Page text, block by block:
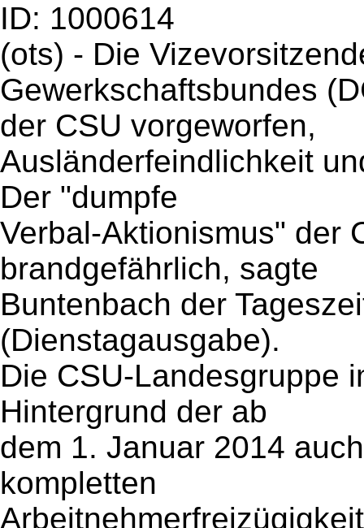
ID: 1000614
(ots) - Die
Gewerkschaftsbundes
der CSU vorgeworfen,
Ausländerfeindlichkeit
Der "dumpfe
Verbal-Aktionismus" der
brandgefährlich, sagte
Buntenbach der
(Dienstagausgabe).
Die CSU-Landesgruppe
Hintergrund der ab
dem 1. Januar 2014
kompletten